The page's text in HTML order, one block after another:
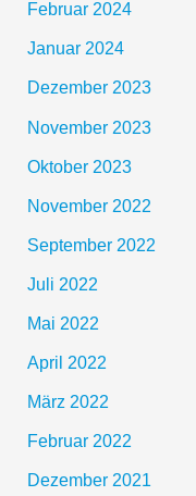
Februar 2024
Januar 2024
Dezember 2023
November 2023
Oktober 2023
November 2022
September 2022
Juli 2022
Mai 2022
April 2022
März 2022
Februar 2022
Dezember 2021